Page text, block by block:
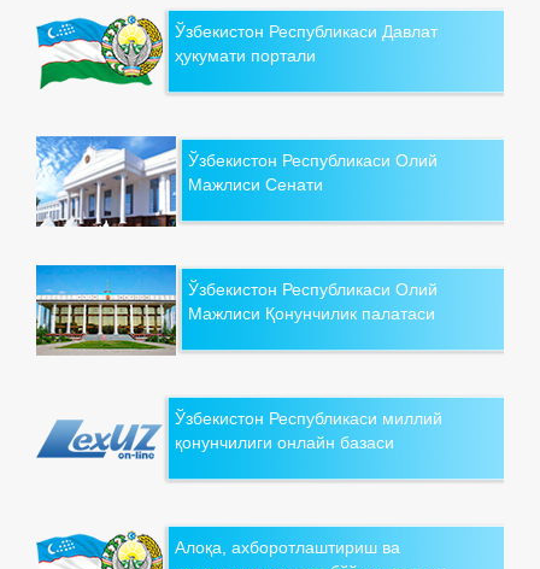
Ўзбекистон Республикаси Давлат
ҳукумати портали
Ўзбекистон Республикаси Олий
Мажлиси Сенати
Ўзбекистон Республикаси Олий
Мажлиси Қонунчилик палатаси
Ўзбекистон Республикаси миллий
қонунчилиги онлайн базаси
Алоқа, ахборотлаштириш ва